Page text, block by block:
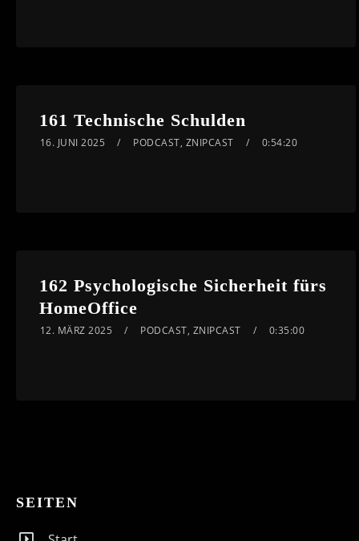
161 Technische Schulden
16. JUNI 2025 PODCAST, ZNIPCAST 0:54:20
162 Psychologische Sicherheit fürs
HomeOffice
12. MÄRZ 2025 PODCAST, ZNIPCAST 0:35:00
SEITEN